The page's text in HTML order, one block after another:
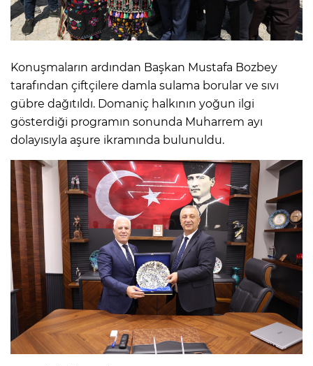
Konuşmaların ardından Başkan Mustafa Bozbey
tarafından çiftçilere damla sulama borular ve sıvı
gübre dağıtıldı. Domaniç halkının yoğun ilgi
gösterdiği programın sonunda Muharrem ayı
dolayısıyla aşure ikramında bulunuldu.